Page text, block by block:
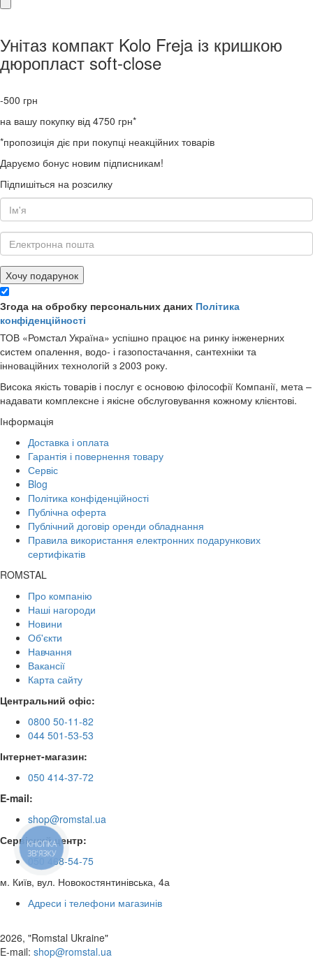
Унітаз компакт Kolo Freja із кришкою
дюропласт soft-close
-500 грн
на вашу покупку від 4750 грн*
*пропозиція діє при покупці неакційних товарів
Даруємо бонус новим підписникам!
Підпишіться на розсилку
Хочу подарунок
Згода на обробку персональних даних Політика
конфіденційності
ТОВ «Ромстал Україна» успішно працює на ринку інженерних
систем опалення, водо- і газопостачання, сантехніки та
інноваційних технологій з 2003 року.
Висока якість товарів і послуг є основою філософії Компанії, мета –
надавати комплексне і якісне обслуговування кожному клієнтові.
Інформація
Доставка і оплата
Гарантія і повернення товару
Сервіс
Blog
Політика конфіденційності
Публічна оферта
Публічний договір оренди обладнання
Правила використання електронних подарункових
сертифікатів
ROMSTAL
Про компанію
Наші нагороди
Новини
Об'єкти
Навчання
Вакансії
Карта сайту
Центральний офіс:
0800 50-11-82
044 501-53-53
Інтернет-магазин:
050 414-37-72
E-mail:
shop@romstal.ua
Сервісний центр:
050 468-54-75
м. Київ, вул. Новокостянтинівська, 4а
Адреси і телефони магазинів
2026, "Romstal Ukraine"
​E-mail: shop@romstal.ua
КНОПКА
ЗВ'ЯЗКУ